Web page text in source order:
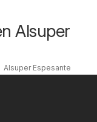
Alsuper
Alsuper Espesante